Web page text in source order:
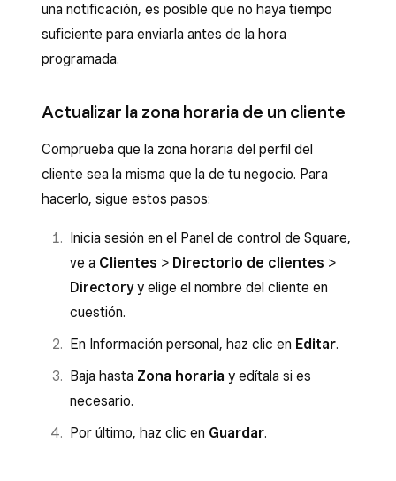
una notificación, es posible que no haya tiempo
suficiente para enviarla antes de la hora
programada.
Actualizar la zona horaria de un cliente
Comprueba que la zona horaria del perfil del
cliente sea la misma que la de tu negocio. Para
hacerlo, sigue estos pasos:
Inicia sesión en el Panel de control de Square,
ve a Clientes > Directorio de clientes >
Directoryy elige el nombre del cliente en
cuestión.
En Información personal, haz clic en Editar.
Baja hasta Zona horaria y edítala si es
necesario.
Por último, haz clic en Guardar.